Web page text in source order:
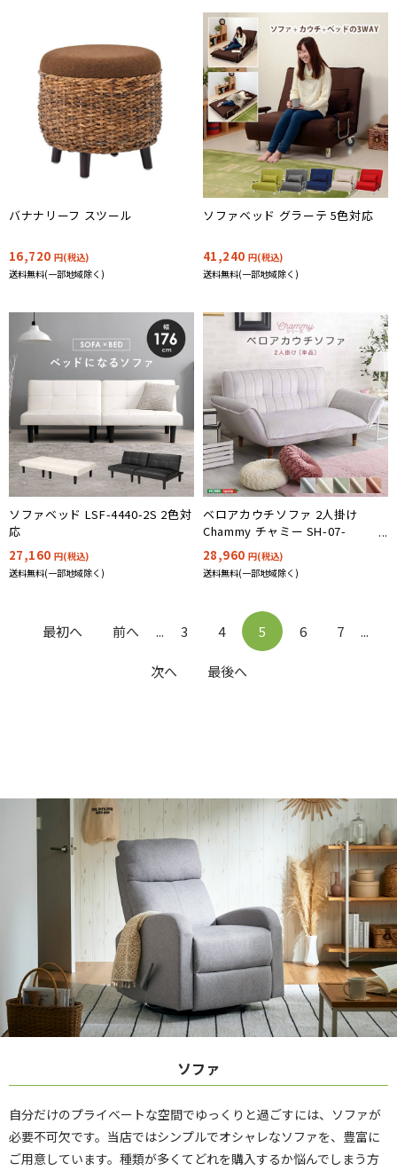
バナナリーフ スツール
16,720 円(税込)
送料無料(一部地域除く)
ソファベッド グラーテ 5色対応
41,240 円(税込)
送料無料(一部地域除く)
ソファベッド LSF-4440-2S 2色対
応
27,160 円(税込)
送料無料(一部地域除く)
ベロアカウチソファ 2人掛け
Chammy チャミー SH-07-
OKBA2P--PKBK 5色対応
28,960 円(税込)
送料無料(一部地域除く)
最初へ 前へ ... 3 4 5 6 7 ...
次へ 最後へ
ソファ
自分だけのプライベートな空間でゆっくりと過ごすには、ソファが
必要不可欠です。当店ではシンプルでオシャレなソファを、豊富に
ご用意しています。種類が多くてどれを購入するか悩んでしまう方